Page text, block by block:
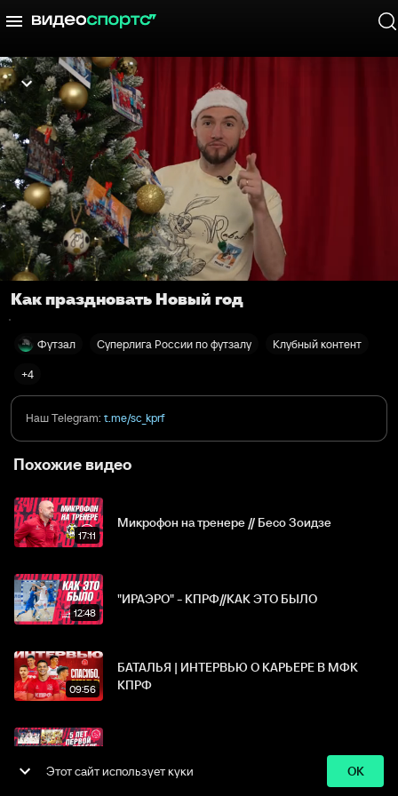
Как праздновать Новый год
Футзал Суперлига России по футзалу
Клубный контент
+4
Наш Telegram: t.me/sc_kprf
Похожие видео
17:11
Микрофон на тренере // Бесо Зоидзе
12:48
"ИРАЭРО" - КПРФ//КАК ЭТО БЫЛО
09:56
БАТАЛЬЯ | ИНТЕРВЬЮ О КАРЬЕРЕ В МФК
КПРФ
08:18
МФК КПРФ: 5 ЛЕТ ПЕРВОМУ ЧЕМПИОНСТВУ
ООО Спортс.ру, 18+
Все права защищены
конфиденциальности
Этот сайт использует куки OK